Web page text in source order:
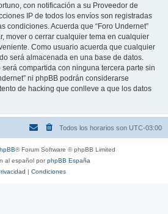
con notificación a su Proveedor de
IP de todos los envíos son registradas
condiciones. Acuerda que “Foro Undernet”
mover o cerrar cualquier tema en cualquier
Como usuario acuerda que cualquier
será almacenada en una base de datos.
compartida con ninguna tercera parte sin
ni phpBB podrán considerarse
de hacking que conlleve a que los datos
Todos los horarios son UTC-03:00
® Forum Software © phpBB Limited
al español porphpBB España
| Condiciones